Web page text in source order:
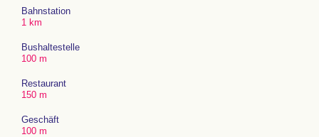
Bahnstation
1 km
Bushaltestelle
100 m
Restaurant
150 m
Geschäft
100 m